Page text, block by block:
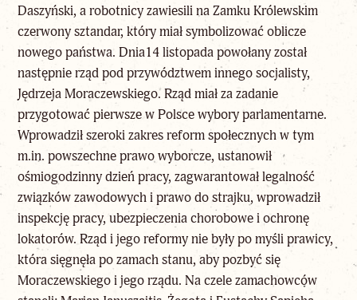
Daszyński, a robotnicy zawiesili na Zamku Królewskim
czerwony sztandar, który miał symbolizować oblicze
nowego państwa. Dnia14 listopada powołany został
następnie rząd pod przywództwem innego socjalisty,
Jędrzeja Moraczewskiego. Rząd miał za zadanie
przygotować pierwsze w Polsce wybory parlamentarne.
Wprowadził szeroki zakres reform społecznych w tym
m.in. powszechne prawo wyborcze, ustanowił
ośmiogodzinny dzień pracy, zagwarantował legalność
związków zawodowych i prawo do strajku, wprowadził
inspekcję pracy, ubezpieczenia chorobowe i ochronę
lokatorów. Rząd i jego reformy nie były po myśli prawicy,
która sięgnęła po zamach stanu, aby pozbyć się
Moraczewskiego i jego rządu. Na czele zamachowców